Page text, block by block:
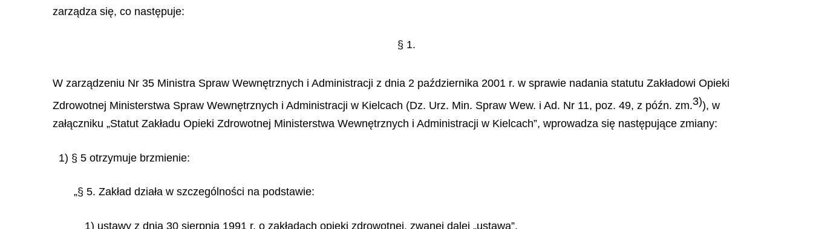
zarządza się, co następuje:
§ 1.
W zarządzeniu Nr 35 Ministra Spraw Wewnętrznych i Administracji z dnia 2 października 2001 r. w sprawie nadania statutu Zakładowi Opieki
Zdrowotnej Ministerstwa Spraw Wewnętrznych i Administracji w Kielcach (Dz. Urz. Min. Spraw Wew. i Ad. Nr 11, poz. 49, z późn. zm.3)), w
załączniku „Statut Zakładu Opieki Zdrowotnej Ministerstwa Wewnętrznych i Administracji w Kielcach”, wprowadza się następujące zmiany:
1) § 5 otrzymuje brzmienie:
„§ 5. Zakład działa w szczególności na podstawie:
1) ustawy z dnia 30 sierpnia 1991 r. o zakładach opieki zdrowotnej, zwanej dalej „ustawą”,